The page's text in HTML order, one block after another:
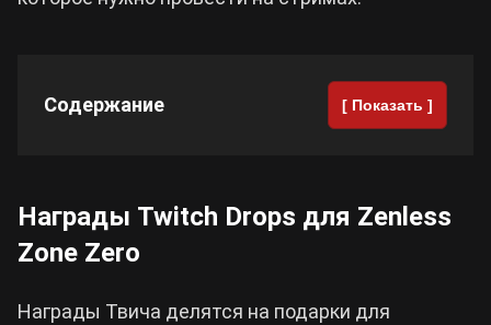
Содержание [ Показать ]
Награды Twitch Drops для Zenless
Zone Zero
Награды Твича делятся на подарки для